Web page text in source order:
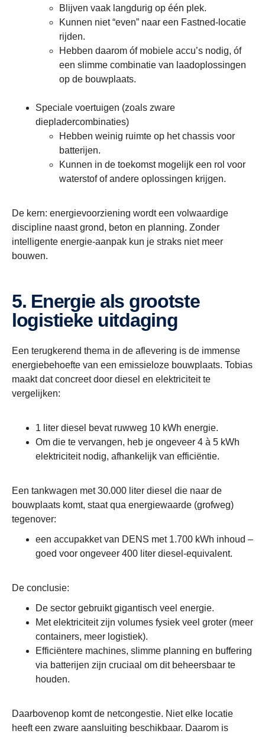
Blijven vaak langdurig op één plek.
Kunnen niet “even” naar een Fastned-locatie
rijden.
Hebben daarom óf mobiele accu’s nodig, óf
een slimme combinatie van laadoplossingen
op de bouwplaats.
Speciale voertuigen (zoals zware
diepladercombinaties)
Hebben weinig ruimte op het chassis voor
batterijen.
Kunnen in de toekomst mogelijk een rol voor
waterstof of andere oplossingen krijgen.
De kern: energievoorziening wordt een volwaardige
discipline naast grond, beton en planning. Zonder
intelligente energie-aanpak kun je straks niet meer
bouwen.
5. Energie als grootste
logistieke uitdaging
Een terugkerend thema in de aflevering is de immense
energiebehoefte van een emissieloze bouwplaats. Tobias
maakt dat concreet door diesel en elektriciteit te
vergelijken:
1 liter diesel bevat ruwweg 10 kWh energie.
Om die te vervangen, heb je ongeveer 4 à 5 kWh
elektriciteit nodig, afhankelijk van efficiëntie.
Een tankwagen met 30.000 liter diesel die naar de
bouwplaats komt, staat qua energiewaarde (grofweg)
tegenover:
een accupakket van DENS met 1.700 kWh inhoud –
goed voor ongeveer 400 liter diesel-equivalent.
De conclusie:
De sector gebruikt gigantisch veel energie.
Met elektriciteit zijn volumes fysiek veel groter (meer
containers, meer logistiek).
Efficiëntere machines, slimme planning en buffering
via batterijen zijn cruciaal om dit beheersbaar te
houden.
Daarbovenop komt de netcongestie. Niet elke locatie
heeft een zware aansluiting beschikbaar. Daarom is